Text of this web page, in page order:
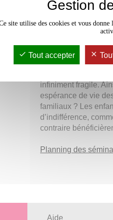
Présentation de
en 2018
À l’image de toutes
millénaire av. J.-C.
mortalité infantile.
infiniment fragile.
espérance de vie
familiaux ? Les
d’indifférence,
contraire
Planning des
Aide
Gestion
site utilise des cookies et vous
Tout accepter